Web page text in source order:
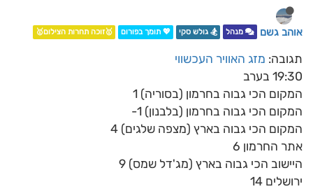
אוהב גשם מנהל 🏂 גולש סקי 💖 תומך בפורום 🥇זוכה תחרות הצילום🥇
תגובה: מזג האוויר העכשווי
19:30 בערב
המקום הכי גבוה בחרמון (בסוריה) 1
המקום הכי גבוה בחרמון (בלבנון) 1-
המקום הכי גבוה בארץ (מצפה שלגים) 4
אתר החרמון 6
היישוב הכי גבוה בארץ (מג'דל שמס) 9
ירושלים 14